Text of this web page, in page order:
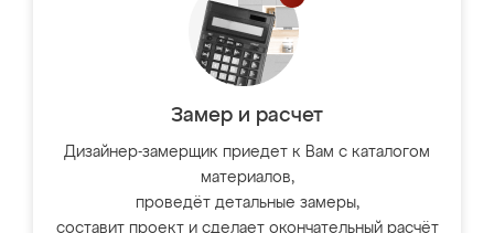
Замер и расчет
Дизайнер-замерщик приедет к Вам с каталогом
материалов,
проведёт детальные замеры,
составит проект и сделает окончательный расчёт